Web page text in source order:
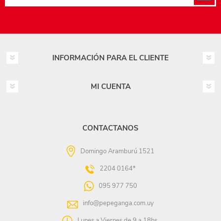
INFORMACIÓN PARA EL CLIENTE
MI CUENTA
CONTACTANOS
Domingo Aramburú 1521
2204 0164*
095 977 750
info@pepeganga.com.uy